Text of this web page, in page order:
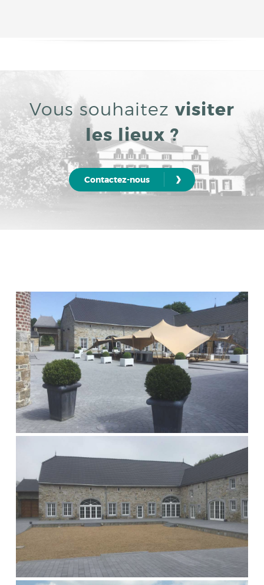
Vous souhaitez visiter
les lieux ?
Contactez-nous ›